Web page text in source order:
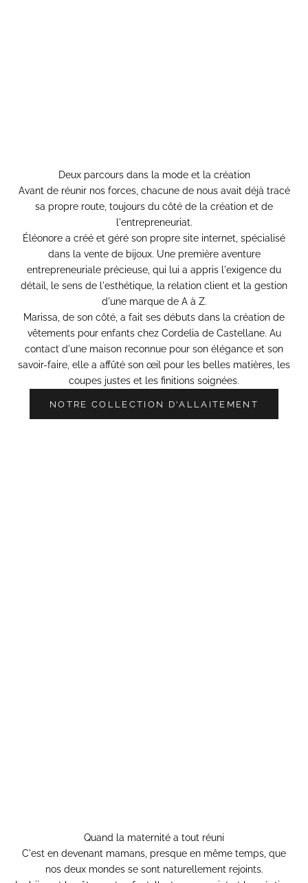
Deux parcours dans la mode et la création
Avant de réunir nos forces, chacune de nous avait déjà tracé
sa propre route, toujours du côté de la création et de
l'entrepreneuriat.
Éléonore a créé et géré son propre site internet, spécialisé
dans la vente de bijoux. Une première aventure
entrepreneuriale précieuse, qui lui a appris l'exigence du
détail, le sens de l'esthétique, la relation client et la gestion
d'une marque de A à Z.
Marissa, de son côté, a fait ses débuts dans la création de
vêtements pour enfants chez Cordelia de Castellane. Au
contact d'une maison reconnue pour son élégance et son
savoir-faire, elle a affûté son œil pour les belles matières, les
coupes justes et les finitions soignées.
NOTRE COLLECTION D'ALLAITEMENT
Quand la maternité a tout réuni
C'est en devenant mamans, presque en même temps, que
nos deux mondes se sont naturellement rejoints.